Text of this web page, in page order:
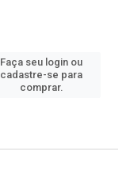
Faça seu login ou
cadastre-se para
comprar.